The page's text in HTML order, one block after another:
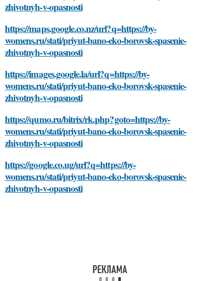
zhivotnyh-v-opasnosti
https://maps.google.co.nz/url?q=https://by-
womens.ru/stati/priyut-bano-eko-borovsk-spasenie-
zhivotnyh-v-opasnosti
https://images.google.la/url?q=https://by-
womens.ru/stati/priyut-bano-eko-borovsk-spasenie-
zhivotnyh-v-opasnosti
https://qumo.ru/bitrix/rk.php?goto=https://by-
womens.ru/stati/priyut-bano-eko-borovsk-spasenie-
zhivotnyh-v-opasnosti
https://google.co.ug/url?q=https://by-
womens.ru/stati/priyut-bano-eko-borovsk-spasenie-
zhivotnyh-v-opasnosti